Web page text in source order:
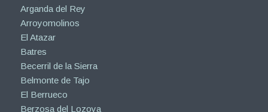
Arganda del Rey
Arroyomolinos
El Atazar
Batres
Becerril de la Sierra
Belmonte de Tajo
El Berrueco
Berzosa del Lozoya